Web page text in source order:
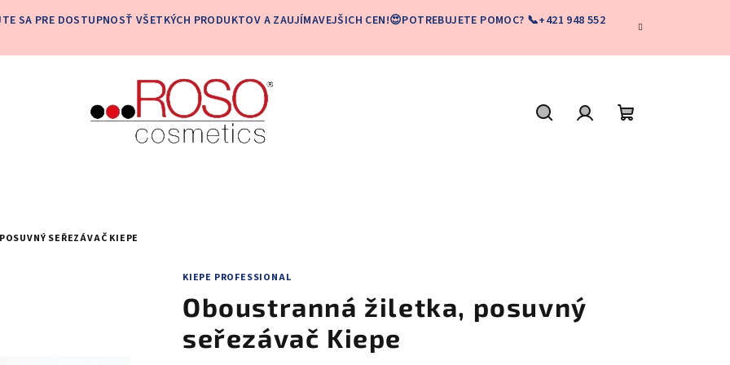
SA PRE DOSTUPNOSŤ VŠETKÝCH PRODUKTOV A ZAUJÍMAVEJŠICH CEN!😍POTREBUJETE POMOC? 📞+421 948 552
SEŘEZÁVAČ KIEPE
KIEPE PROFESSIONAL
Oboustranná žiletka, posuvný
seřezávač Kiepe